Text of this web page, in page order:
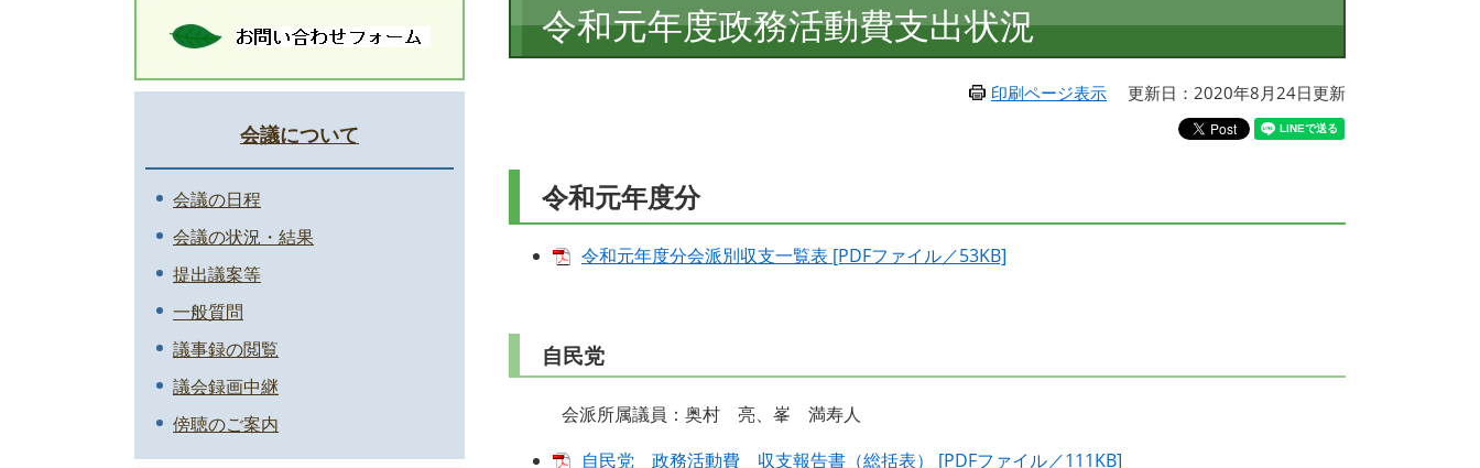
文
令和元年度政務活動費支出状況
印刷ページ表示 更新日：2020年8月24日更新
令和元年度分
令和元年度分会派別収支一覧表 [PDFファイル／53KB]
自民党
会派所属議員：奥村 亮、峯 満寿人
自民党 政務活動費 収支報告書（総括表） [PDFファイル／111KB]
会議について
会議の日程
会議の状況・結果
提出議案等
一般質問
議事録の閲覧
議会録画中継
傍聴のご案内